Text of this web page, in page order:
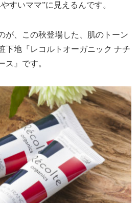
すいママ”に見えるんです。
が、この秋登場した、肌のトーン
下地『レコルトオーガニック ナチ
ス』です。